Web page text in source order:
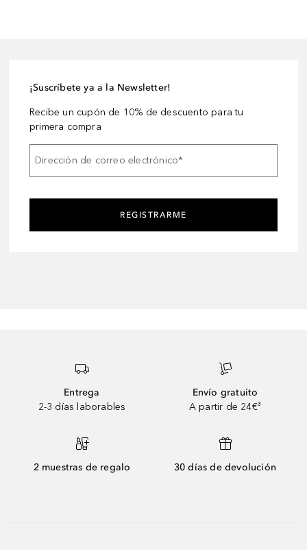
¡Suscríbete ya a la Newsletter!
Recibe un cupón de 10% de descuento para tu
primera compra
Dirección de correo electrónico*
REGISTRARME
Entrega
2-3 días laborables
Envío gratuito
A partir de 24€³
2 muestras de regalo 30 días de devolución